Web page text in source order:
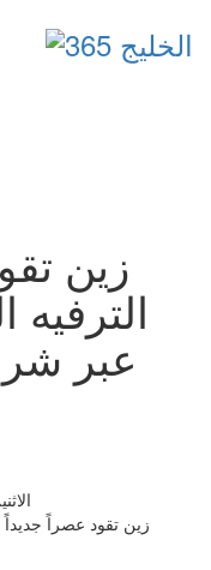
زين
عبر
الاثنين 11 مايو